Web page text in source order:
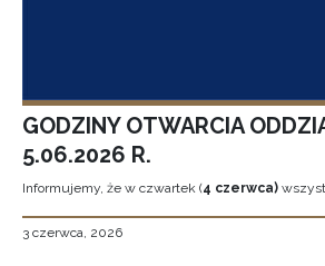
GODZINY OTWARCIA
5.06.2026 R.
Informujemy, że w czwartek (4 czerwca)
3 czerwca, 2026